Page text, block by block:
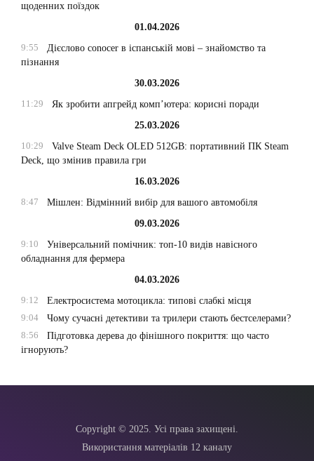
щоденних поїздок
01.04.2026
9:55
Дієслово conocer в іспанській мові – знайомство та
пізнання
30.03.2026
11:29
Як зробити апгрейд комп’ютера: корисні поради
25.03.2026
10:29
Valve Steam Deck OLED 512GB: портативний ПК Steam
Deck, що змінив правила гри
16.03.2026
8:47
Мішлен: Відмінний вибір для вашого автомобіля
09.03.2026
9:10
Універсальний помічник: топ-10 видів навісного
обладнання для фермера
04.03.2026
9:12
Електросистема мотоцикла: типові слабкі місця
9:04
Чому сучасні детективи та трилери стають бестселерами?
8:56
Підготовка дерева до фінішного покриття: що часто
ігнорують?
Copyright © 2025. Усі права захищені.
Використання матеріалів 12 каналу